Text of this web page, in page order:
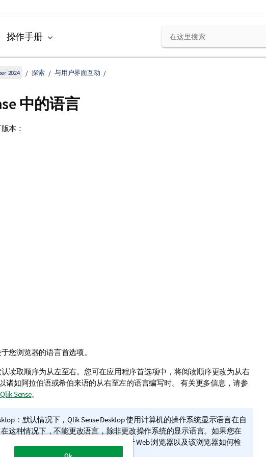
操作手册
2024 探索 与用户界面互动
中的语言
本：
您浏览器的语言首选项。
读取顺序为从左至右。您可在应用程序首选项中，将阅读顺序更改为从右
诸如阿拉伯语或希伯来语的从右至左的语言编写时。 有关更多信息，请参
Sense。
：默认情况下， Qlik Sense Desktop使用计算机的操作系统显示语言在自
这种情况下，不能更改语言，除非更改操作系统的显示语言。如果您在
，所使用的语言取决于 Web 浏览器以及该浏览器如何检